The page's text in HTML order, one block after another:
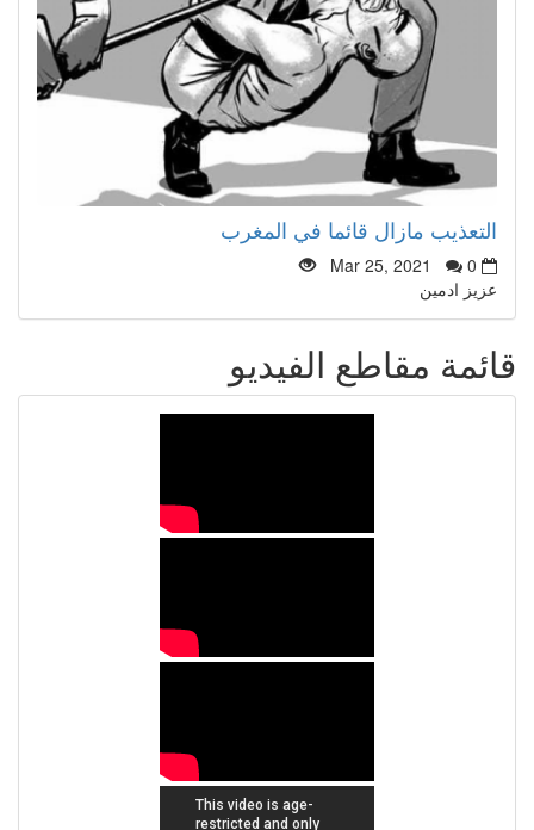
التعذيب مازال قائما في المغرب
Mar 25, 2021
0
عزيز ادمين
قائمة مقاطع الفيديو